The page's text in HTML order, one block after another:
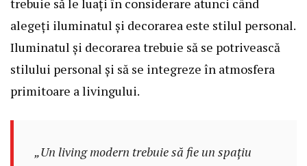
trebuie să le luați în considerare atunci când
alegeți iluminatul și decorarea este stilul personal.
Iluminatul și decorarea trebuie să se potrivească
stilului personal și să se integreze în atmosfera
primitoare a livingului.
„Un living modern trebuie să fie un spațiu